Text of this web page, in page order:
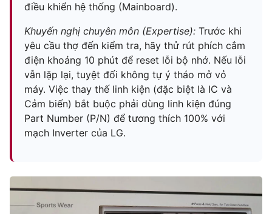
điều khiển hệ thống (Mainboard).
Khuyến nghị chuyên môn (Expertise): Trước khi
yêu cầu thợ đến kiểm tra, hãy thử rút phích cắm
điện khoảng 10 phút để reset lỗi bộ nhớ. Nếu lỗi
vẫn lặp lại, tuyệt đối không tự ý tháo mở vỏ
máy. Việc thay thế linh kiện (đặc biệt là IC và
Cảm biến) bắt buộc phải dùng linh kiện đúng
Part Number (P/N) để tương thích 100% với
mạch Inverter của LG.